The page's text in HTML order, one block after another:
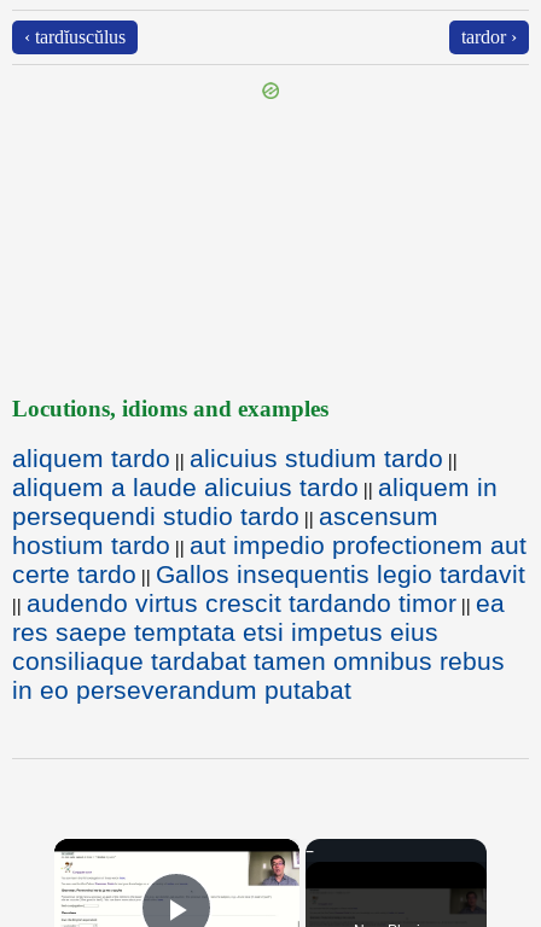
‹ tardĭuscŭlus tardor ›
Locutions, idioms and examples
aliquem tardo || alicuius studium tardo ||
aliquem a laude alicuius tardo || aliquem in
persequendi studio tardo || ascensum
hostium tardo || aut impedio profectionem aut
certe tardo || Gallos insequentis legio tardavit
|| audendo virtus crescit tardando timor || ea
res saepe temptata etsi impetus eius
consiliaque tardabat tamen omnibus rebus
in eo perseverandum putabat
×